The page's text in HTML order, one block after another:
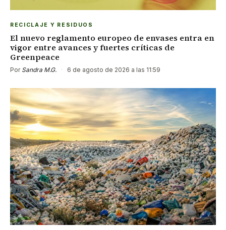
RECICLAJE Y RESIDUOS
El nuevo reglamento europeo de envases entra en
vigor entre avances y fuertes críticas de
Greenpeace
Por Sandra M.G. · 6 de agosto de 2026 a las 11:59